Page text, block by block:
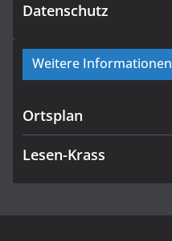
Datenschutz
Weitere Informationen
Ortsplan
Lesen-Krass